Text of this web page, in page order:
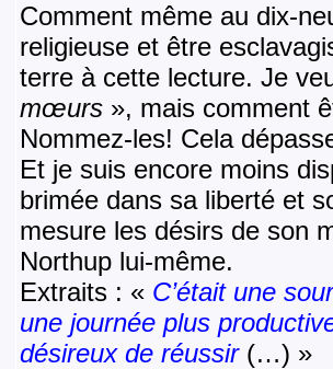
Comment même au dix-
religieuse et être
terre à cette lecture. Je
mœurs », mais comment
Nommez-les! Cela
Et je suis encore moins
brimée dans sa liberté et
mesure les désirs de son
Northup lui-même.
Extraits : « C’était une
une journée plus
désireux de réussir(…) »